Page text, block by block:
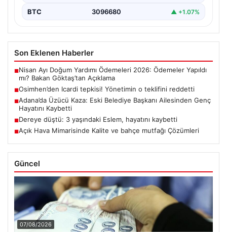
BTC 3096680 ▲ +1.07%
Son Eklenen Haberler
■Nisan Ayı Doğum Yardımı Ödemeleri 2026: Ödemeler Yapıldı
mı? Bakan Göktaş’tan Açıklama
■Osimhen’den Icardi tepkisi! Yönetimin o teklifini reddetti
■Adana’da Üzücü Kaza: Eski Belediye Başkanı Ailesinden Genç
Hayatını Kaybetti
■Dereye düştü: 3 yaşındaki Eslem, hayatını kaybetti
■Açık Hava Mimarisinde Kalite ve bahçe mutfağı Çözümleri
Güncel
07/08/2026